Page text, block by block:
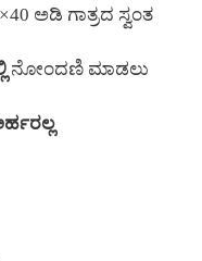
ಅಡಿ ಗಾತ್ರದ ಸ್ವಂತ
ನೋಂದಣಿ ಮಾಡಲು